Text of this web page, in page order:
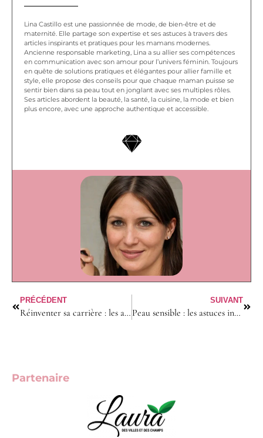
Lina Castillo est une passionnée de mode, de bien-être et de
maternité. Elle partage son expertise et ses astuces à travers des
articles inspirants et pratiques pour les mamans modernes.
Ancienne responsable marketing, Lina a su allier ses compétences
en communication avec son amour pour l’univers féminin. Toujours
en quête de solutions pratiques et élégantes pour allier famille et
style, elle propose des conseils pour que chaque maman puisse se
sentir bien dans sa peau tout en jonglant avec ses multiples rôles.
Ses articles abordent la beauté, la santé, la cuisine, la mode et bien
plus encore, avec une approche authentique et accessible.
PRÉCÉDENT
Réinventer sa carrière : les astuces insoupçonnées des mamans accomplies
SUIVANT
Peau sensible : les astuces insoupçonnées des femmes pour l’apaiser !
Partenaire